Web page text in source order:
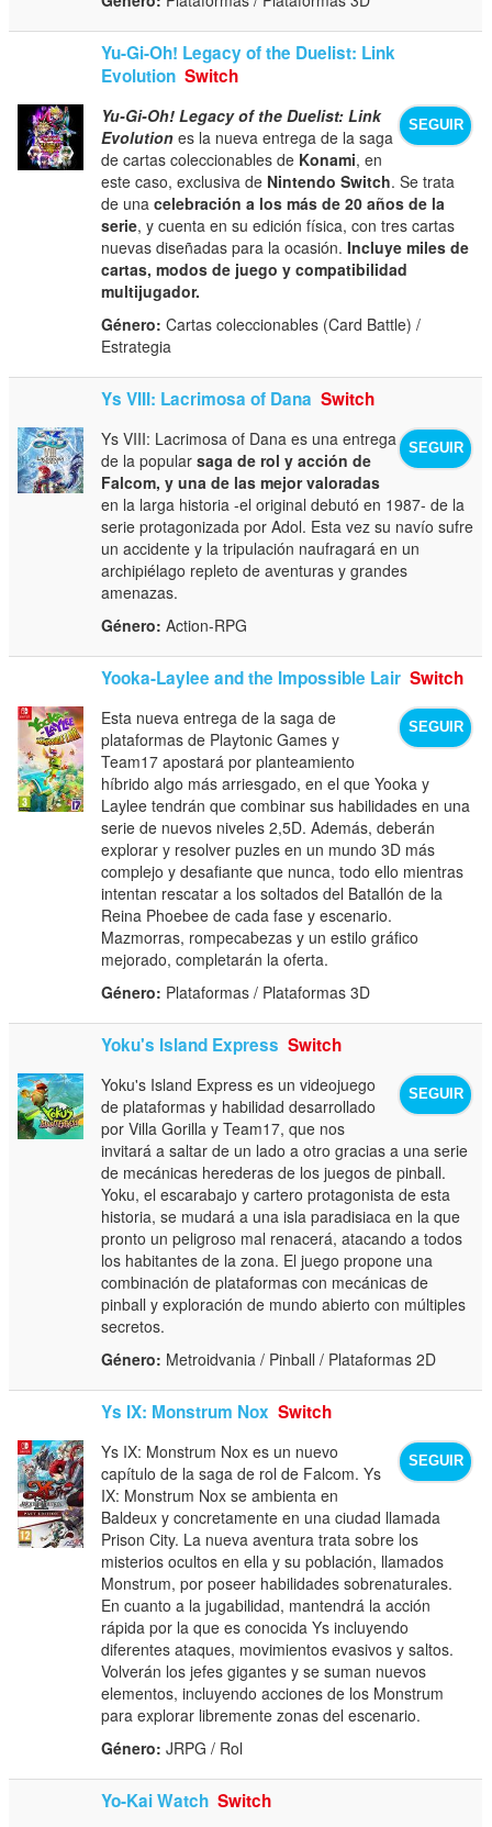
Yu-Gi-Oh! Legacy of the Duelist: Link
Evolution Switch
SEGUIR
Yu-Gi-Oh! Legacy of the Duelist: Link
Evolution es la nueva entrega de la saga
de cartas coleccionables de Konami, en
este caso, exclusiva de Nintendo Switch. Se trata
de unacelebración a los más de 20 años de la
serie, y cuenta en su edición física, con tres cartas
nuevas diseñadas para la ocasión.Incluye miles de
cartas, modos de juego y compatibilidad
multijugador.
Género: Cartas coleccionables (Card Battle) /
Estrategia
Ys VIII: Lacrimosa of Dana Switch
SEGUIR
Ys VIII: Lacrimosa of Dana es una entrega
de la popularsaga de rol y acción de
Falcom, y una de las mejor valoradas
en la larga historia -el original debutó en 1987- de la
serie protagonizada por Adol. Esta vez su navío sufre
un accidente y la tripulación naufragará en un
archipiélago repleto de aventuras y grandes
amenazas.
Género: Action-RPG
Yooka-Laylee and the Impossible Lair Switch
SEGUIR
Esta nueva entrega de la saga de
plataformas de Playtonic Games y
Team17 apostará por planteamiento
híbrido algo más arriesgado, en el que Yooka y
Laylee tendrán que combinar sus habilidades en una
serie de nuevos niveles 2,5D. Además, deberán
explorar y resolver puzles en un mundo 3D más
complejo y desafiante que nunca, todo ello mientras
intentan rescatar a los soltados del Batallón de la
Reina Phoebee de cada fase y escenario.
Mazmorras, rompecabezas y un estilo gráfico
mejorado, completarán la oferta.
Género: Plataformas / Plataformas 3D
Yoku's Island Express Switch
SEGUIR
Yoku's Island Express es un videojuego
de plataformas y habilidad desarrollado
por Villa Gorilla y Team17, que nos
invitará a saltar de un lado a otro gracias a una serie
de mecánicas herederas de los juegos de pinball.
Yoku, el escarabajo y cartero protagonista de esta
historia, se mudará a una isla paradisiaca en la que
pronto un peligroso mal renacerá, atacando a todos
los habitantes de la zona. El juego propone una
combinación de plataformas con mecánicas de
pinball y exploración de mundo abierto con múltiples
secretos.
Género: Metroidvania / Pinball / Plataformas 2D
Ys IX: Monstrum Nox Switch
SEGUIR
Ys IX: Monstrum Nox es un nuevo
capítulo de la saga de rol de Falcom. Ys
IX: Monstrum Nox se ambienta en
Baldeux y concretamente en una ciudad llamada
Prison City. La nueva aventura trata sobre los
misterios ocultos en ella y su población, llamados
Monstrum, por poseer habilidades sobrenaturales.
En cuanto a la jugabilidad, mantendrá la acción
rápida por la que es conocida Ys incluyendo
diferentes ataques, movimientos evasivos y saltos.
Volverán los jefes gigantes y se suman nuevos
elementos, incluyendo acciones de los Monstrum
para explorar libremente zonas del escenario.
Género: JRPG / Rol
Yo-Kai Watch Switch